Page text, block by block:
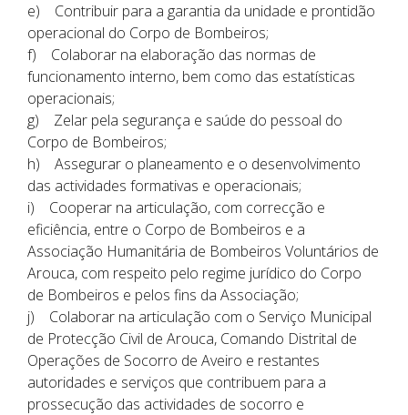
e) Contribuir para a garantia da unidade e prontidão
operacional do Corpo de Bombeiros;
f) Colaborar na elaboração das normas de
funcionamento interno, bem como das estatísticas
operacionais;
g) Zelar pela segurança e saúde do pessoal do
Corpo de Bombeiros;
h) Assegurar o planeamento e o desenvolvimento
das actividades formativas e operacionais;
i) Cooperar na articulação, com correcção e
eficiência, entre o Corpo de Bombeiros e a
Associação Humanitária de Bombeiros Voluntários de
Arouca, com respeito pelo regime jurídico do Corpo
de Bombeiros e pelos fins da Associação;
j) Colaborar na articulação com o Serviço Municipal
de Protecção Civil de Arouca, Comando Distrital de
Operações de Socorro de Aveiro e restantes
autoridades e serviços que contribuem para a
prossecução das actividades de socorro e